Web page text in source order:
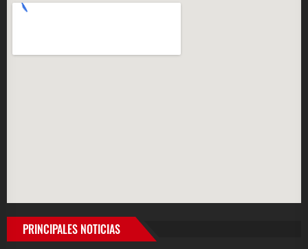
PRINCIPALES NOTICIAS